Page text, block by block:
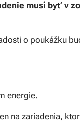
musí byť v
o poukážku
energie.
na zariadenia,